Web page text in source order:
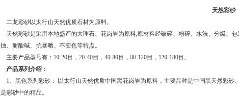
天然彩砂
二龙彩砂以太行山天然优质石材为原料。
天然彩砂是采用本地盛产的大理石、花岗岩为原料,原材料经破碎、粉碎、水洗、分级、
蚀、耐酸碱、抗暴晒、不变色等特点。
主要产品型号有：10-20目，20-40目，40-80目，80-120目，120-180目。
产品系列介绍：
1、黑色系列彩砂： 以太行山天然优质中国黑花岗岩为原料，主要品种是中国黑天然彩
是彩砂中的精品。